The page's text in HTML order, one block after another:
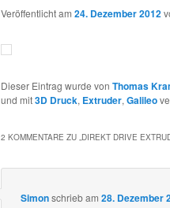
Veröffentlicht am 24. Dezember 2012
Dieser Eintrag wurde von Thomas
und mit3D Druck, Extruder,Galileo
2 KOMMENTARE ZU „ DIREKT DRIVE
Simonschriebam28. Dezember